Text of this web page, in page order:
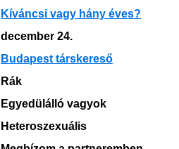
Kíváncsi vagy hány éves?
december 24.
Budapest társkereső
Rák
Egyedülálló vagyok
Heteroszexuális